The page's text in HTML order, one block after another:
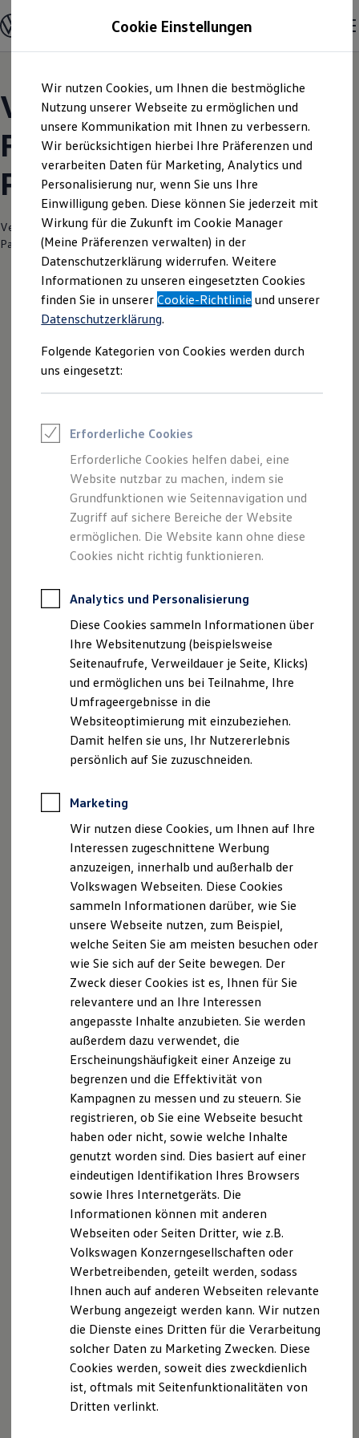
Hauptinhalt
springen
Footer
springen
Modelle und Konfigurator
Konfigurator
Modelle vergleichen
Elektroautos
ENERGY Sondermodelle
Nutzfahrzeuge
SUV und CUV
Familienautos
Kombis
Kompaktwagen
Sportwagen
Schnell verfügbare Fahrzeuge
Angebote und Produkte
Aktuelle Angebote
E-Auto-Förderung
Volkswagen Marktplatz
Die ENERGY Sondermodelle
Junge Gebrauchtwagen und Gebrauchtwagen
Volkswagen Zertifizierte Gebrauchtwagen
Elektromobilität bei Gebrauchtwagen
Saisonangebote
Reifenpakete
Leasing
Leasing-Angebote
Elektroauto Leasing
Kleinwagen-Leasing
Leasing ohne Anzahlung
Finanzierung
Autokredit mit Schlussrate
Versicherungen und Garantien
Kfz-Versicherung
Restschuldversicherungen
Garantien
Professional Class bei Volkswagen
Behörden
Direktkunden
Sonderfahrzeuge
Anpfiff zum Gewinn
Elektromobilität
Elektroautos
ID. Tutorials
Elektrofahrzeugkonzepte
ID. EVERY1
Reichweite
Rekuperation
Laden unterwegs
Laden Zuhause
Ladestationen finden
Ladezeitensimulator
Batterie
Sicherheit
Nachhaltigkeit
Technologie
Kosten und Kauf
Kaufoptionen
E-Auto-Förderung
Software und Konnektivität
Die ID. Software 6
ID. Software Versionen und Updates
Digitale Extras
Schnittstellen zu Ihrem ID.
Hybridautos
Marke und Erlebnis
Volkswagen R und R Experience
R-Modelle
R Experience
Driving Experience
Volkswagen entdecken
Werkbesichtigung
Lifestyle Shop
T-Roc Kollektion
Golf Kollektion
ID. Kollektion
Volkswagen Kollektion
R-Kollektion
GTI Kollektion
Fußball Drop
we drive football
#wedriveproud
Besitzer und Service
Software Updates
Service und Ersatzteile
Volkswagen Modelle |
FSN Autozentrum
Pasewalk
Verantwortlich für die Inhalte auf dieser Seite ist die FSN Autozentrum
Pasewalk GmbH (Impressum & Rechtliches)
Der Polo
Kompakt, wendig und voller Möglichkeiten.
Entdecken Sie den Polo.
Der neue ID.3 Neo
So geht neu. Klar im Design. Stark im Alltag.
Entdecken Sie jetzt den neuen ID.3 Neo!
Mehr zum ID.3 Neo erfahren
Der T-Cross
Wendig, flexibel, vielseitig. Entdecken Sie den
T‑Cross.
Mehr zum T-Cross erfahren
Cookie Einstellungen
Wir nutzen Cookies, um Ihnen die bestmögliche
Nutzung unserer Webseite zu ermöglichen und
unsere Kommunikation mit Ihnen zu verbessern.
Wir berücksichtigen hierbei Ihre Präferenzen und
verarbeiten Daten für Marketing, Analytics und
Personalisierung nur, wenn Sie uns Ihre
Einwilligung geben. Diese können Sie jederzeit mit
Wirkung für die Zukunft im Cookie Manager
(Meine Präferenzen verwalten) in der
Datenschutzerklärung widerrufen. Weitere
Informationen zu unseren eingesetzten Cookies
finden Sie in unsererCookie-Richtlinie und unserer
Datenschutzerklärung.
Folgende Kategorien von Cookies werden durch
uns eingesetzt:
Erforderliche Cookies
Erforderliche Cookies helfen dabei, eine
Website nutzbar zu machen, indem sie
Grundfunktionen wie Seitennavigation und
Zugriff auf sichere Bereiche der Website
ermöglichen. Die Website kann ohne diese
Cookies nicht richtig funktionieren.
Analytics und Personalisierung
Diese Cookies sammeln Informationen über
Ihre Websitenutzung (beispielsweise
Seitenaufrufe, Verweildauer je Seite, Klicks)
und ermöglichen uns bei Teilnahme, Ihre
Umfrageergebnisse in die
Websiteoptimierung mit einzubeziehen.
Damit helfen sie uns, Ihr Nutzererlebnis
persönlich auf Sie zuzuschneiden.
Marketing
Wir nutzen diese Cookies, um Ihnen auf Ihre
Interessen zugeschnittene Werbung
anzuzeigen, innerhalb und außerhalb der
Volkswagen Webseiten. Diese Cookies
sammeln Informationen darüber, wie Sie
unsere Webseite nutzen, zum Beispiel,
welche Seiten Sie am meisten besuchen oder
wie Sie sich auf der Seite bewegen. Der
Zweck dieser Cookies ist es, Ihnen für Sie
relevantere und an Ihre Interessen
angepasste Inhalte anzubieten. Sie werden
außerdem dazu verwendet, die
Erscheinungshäufigkeit einer Anzeige zu
begrenzen und die Effektivität von
Kampagnen zu messen und zu steuern. Sie
registrieren, ob Sie eine Webseite besucht
haben oder nicht, sowie welche Inhalte
genutzt worden sind. Dies basiert auf einer
eindeutigen Identifikation Ihres Browsers
sowie Ihres Internetgeräts. Die
Informationen können mit anderen
Webseiten oder Seiten Dritter, wie z.B.
Volkswagen Konzerngesellschaften oder
Werbetreibenden, geteilt werden, sodass
Ihnen auch auf anderen Webseiten relevante
Werbung angezeigt werden kann. Wir nutzen
die Dienste eines Dritten für die Verarbeitung
solcher Daten zu Marketing Zwecken. Diese
Cookies werden, soweit dies zweckdienlich
ist, oftmals mit Seitenfunktionalitäten von
Dritten verlinkt.